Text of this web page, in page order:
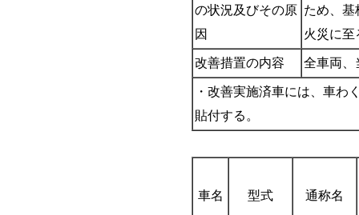
の状況及びその原
因
ため、基
火災に至
改善措置の内容 全車両、
・改善実施済車には、車わ
貼付する。
車名 型式 通称名